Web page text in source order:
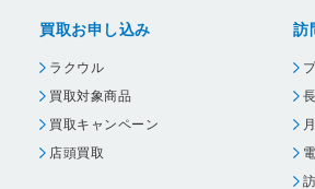
買取お申し込み
ラクウル
買取対象商品
買取キャンペーン
店頭買取
訪